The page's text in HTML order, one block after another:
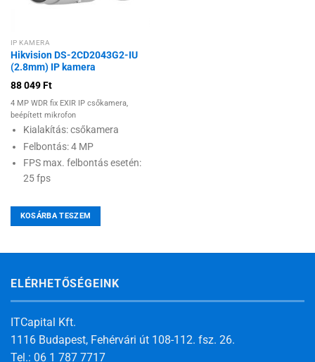
IP KAMERA
Hikvision DS-2CD2043G2-IU
(2.8mm) IP kamera
88 049Ft
4 MP WDR fix EXIR IP csőkamera,
beépített mikrofon
Kialakítás: csőkamera
Felbontás: 4 MP
FPS max. felbontás esetén:
25 fps
KOSÁRBA TESZEM
ELÉRHETŐSÉGEINK
ITCapital Kft.
1116 Budapest, Fehérvári út 108-112. fsz. 26.
Tel.: 06 1 787 7717